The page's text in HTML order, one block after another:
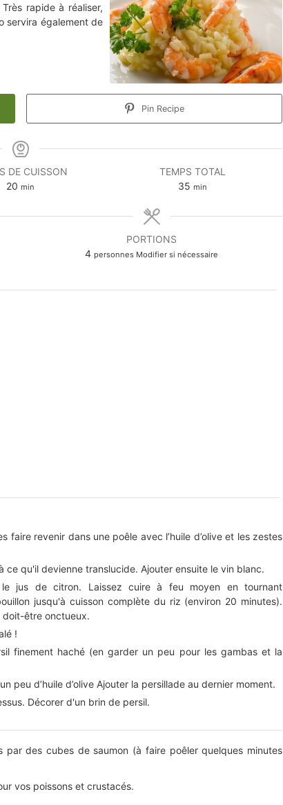
rapide à réaliser,
servira également de
Pin Recipe
DE CUISSON
20 min
TEMPS TOTAL
35 min
PORTIONS
4 personnes Modifier si nécessaire
faire revenir dans une poêle avec l’huile d’olive et les zestes
qu'il devienne translucide. Ajouter ensuite le vin blanc.
jus de citron. Laissez cuire à feu moyen en tournant
jusqu'à cuisson complète du riz (environ 20 minutes).
doit-être onctueux.
!
finement haché (en garder un peu pour les gambas et la
peu d’huile d’olive Ajouter la persillade au dernier moment.
Décorer d'un brin de persil.
des cubes de saumon (à faire poêler quelques minutes
vos poissons et crustacés.